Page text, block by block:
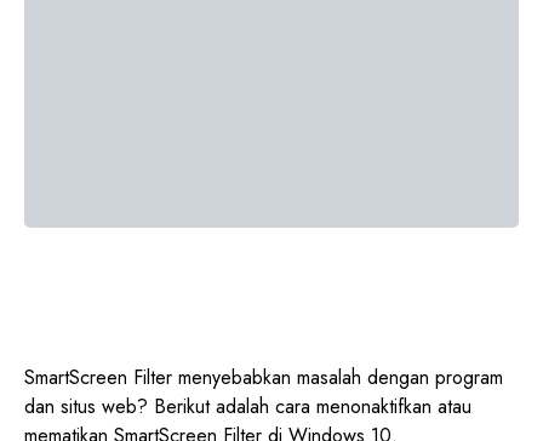
SmartScreen Filter menyebabkan masalah dengan program
dan situs web? Berikut adalah cara menonaktifkan atau